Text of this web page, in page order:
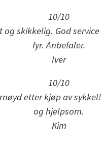
10/10
skikkelig. God service
fyr. Anbefaler.
Iver
10/10
etter kjøp av
og hjelpsom.
Kim